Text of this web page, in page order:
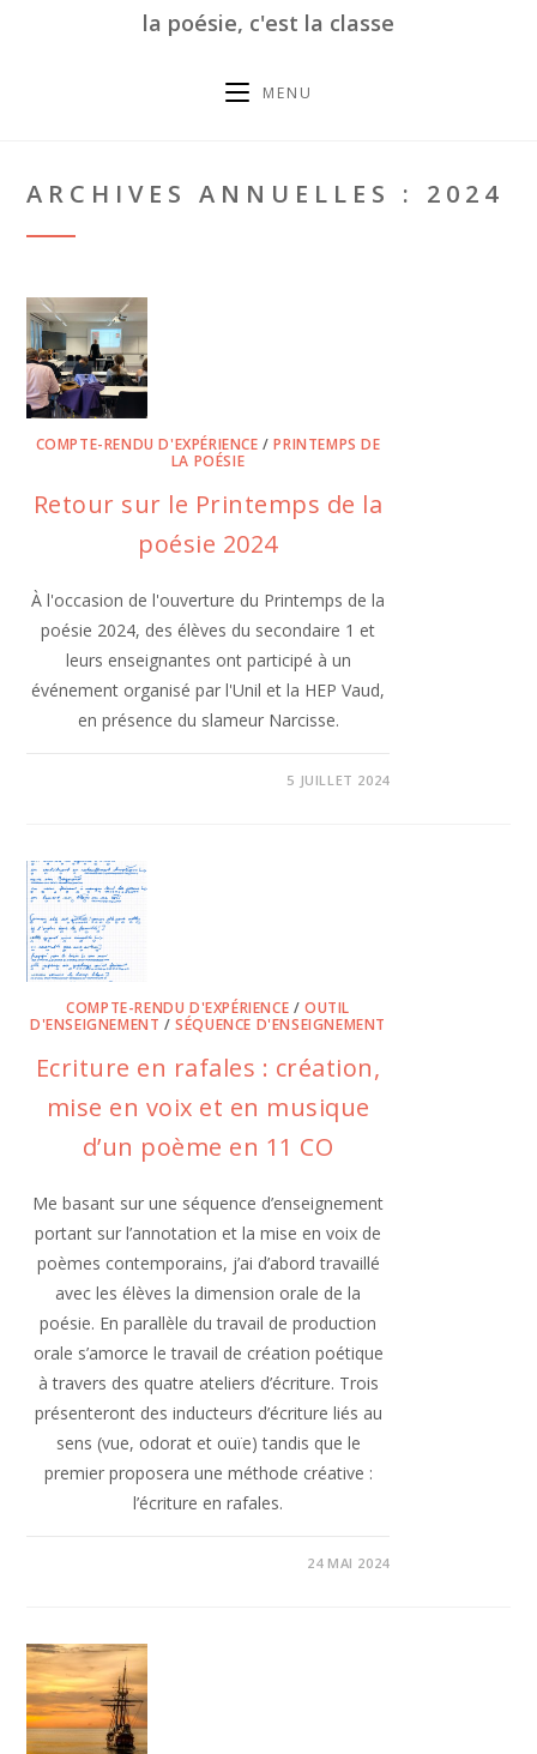
la poésie, c'est la classe
MENU
ARCHIVES ANNUELLES : 2024
COMPTE-RENDU D'EXPÉRIENCE /PRINTEMPS DE
LA POÉSIE
Retour sur le Printemps de la
poésie 2024
À l'occasion de l'ouverture du Printemps de la
poésie 2024, des élèves du secondaire 1 et
leurs enseignantes ont participé à un
événement organisé par l'Unil et la HEP Vaud,
en présence du slameur Narcisse.
5 JUILLET 2024
COMPTE-RENDU D'EXPÉRIENCE /OUTIL
D'ENSEIGNEMENT /SÉQUENCE D'ENSEIGNEMENT
Ecriture en rafales : création,
mise en voix et en musique
d’un poème en 11 CO
Me basant sur une séquence d’enseignement
portant sur l’annotation et la mise en voix de
poèmes contemporains, j’ai d’abord travaillé
avec les élèves la dimension orale de la
poésie. En parallèle du travail de production
orale s’amorce le travail de création poétique
à travers des quatre ateliers d’écriture. Trois
présenteront des inducteurs d’écriture liés au
sens (vue, odorat et ouïe) tandis que le
premier proposera une méthode créative :
l’écriture en rafales.
24 MAI 2024